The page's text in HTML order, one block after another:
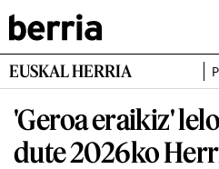
EUSKAL HERRIA
'Geroa eraikiz'
dute 2026ko